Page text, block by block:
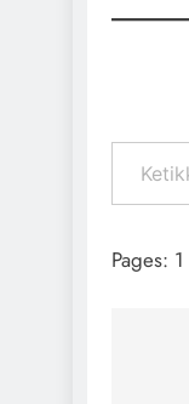
Pages: 1